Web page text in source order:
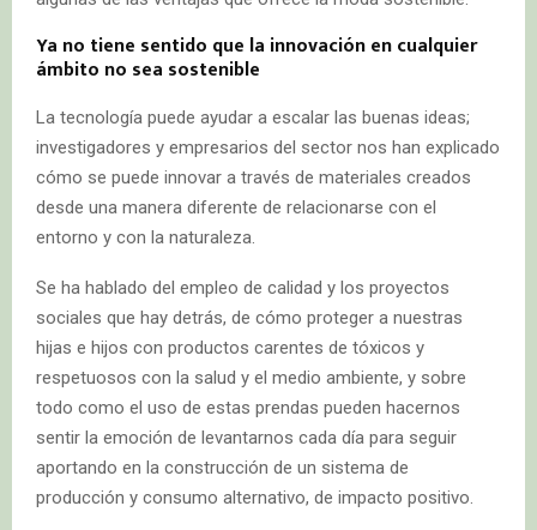
Ya no tiene sentido que la innovación en cualquier
ámbito no sea sostenible
La tecnología puede ayudar a escalar las buenas ideas;
investigadores y empresarios del sector nos han explicado
cómo se puede innovar a través de materiales creados
desde una manera diferente de relacionarse con el
entorno y con la naturaleza.
Se ha hablado del empleo de calidad y los proyectos
sociales que hay detrás, de cómo proteger a nuestras
hijas e hijos con productos carentes de tóxicos y
respetuosos con la salud y el medio ambiente, y sobre
todo como el uso de estas prendas pueden hacernos
sentir la emoción de levantarnos cada día para seguir
aportando en la construcción de un sistema de
producción y consumo alternativo, de impacto positivo.